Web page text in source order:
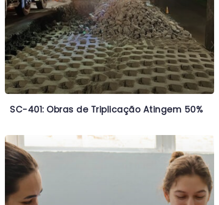
SC-401: Obras de Triplicação Atingem 50%